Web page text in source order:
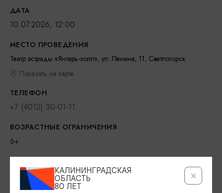
ДАТА
10.07.2026, 12:00
МЕСТО ПРОВЕДЕНИЯ
Театр эстрады «Янтарь-холл», ул. Ленина, 11, Светлогорск
Показать на карте
ТЕЛЕФОН
+7 (4012) 30-01-11
ВОЗРАСТНЫЕ ОГРАНИЧЕНИЯ
6+
400-800 рублейКАЛИНИНГРАДСКАЯ
ОБЛАСТЬ
80 ЛЕТ